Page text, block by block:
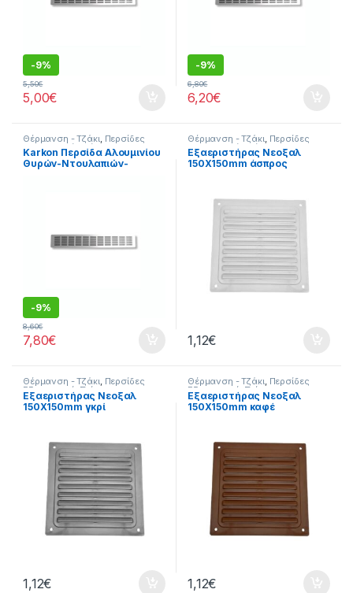
-9%
5,00€
5,50€
-9%
6,20€
6,80€
Θέρμανση - Τζάκι Περσίδες
Εξαερισμού Σπίτι
Karkon Περσίδα Αλουμινίου
Θυρών-Ντουλαπιών-
-9%
7,80€
8,60€
Θέρμανση - Τζάκι Περσίδες
Εξαερισμού Σπίτι
Εξαεριστήρας Νεοξαλ
150X150mm άσπρος
1,12€
Θέρμανση - Τζάκι, Περσίδες
Εξαερισμού Σπίτι
Εξαεριστήρας Νεοξαλ
150X150mm γκρί
1,12€
Θέρμανση - Τζάκι, Περσίδες
Εξαερισμού Σπίτι
Εξαεριστήρας Νεοξαλ
150X150mm καφέ
1,12€